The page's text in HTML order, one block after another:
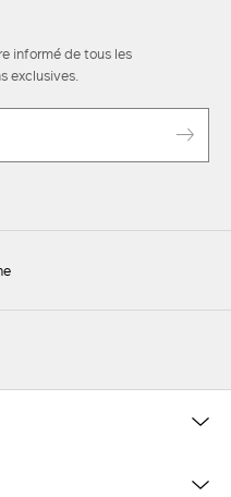
informé de tous les
exclusives.